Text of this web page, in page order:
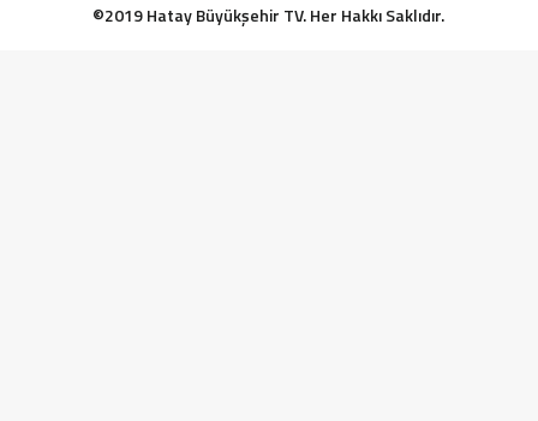
©2019 Hatay Büyükşehir TV. Her Hakkı Saklıdır.